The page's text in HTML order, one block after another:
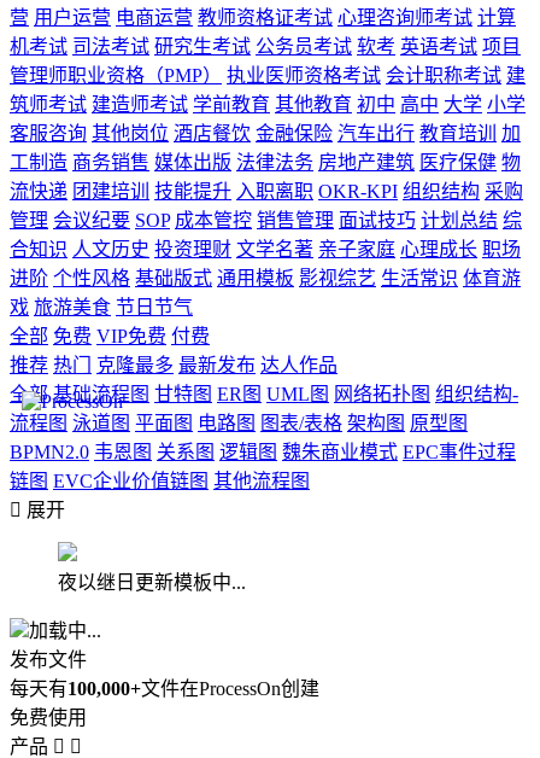
营 用户运营 电商运营 教师资格证考试 心理咨询师考试 计算
机考试 司法考试 研究生考试 公务员考试 软考 英语考试 项目
管理师职业资格（PMP）
执业医师资格考试 会计职称考试 建
筑师考试 建造师考试 学前教育 其他教育 初中 高中 大学 小学
客服咨询 其他岗位 酒店餐饮 金融保险 汽车出行 教育培训
加
工制造 商务销售 媒体出版 法律法务 房地产建筑 医疗保健 物
流快递 团建培训 技能提升 入职离职 OKR-KPI 组织结构 采购
管理 会议纪要 SOP 成本管控 销售管理 面试技巧 计划总结 综
合知识 人文历史 投资理财 文学名著 亲子家庭 心理成长 职场
进阶 个性风格 基础版式 通用模板 影视综艺 生活常识 体育游
戏 旅游美食 节日节气
全部 免费 VIP免费 付费
推荐 热门 克隆最多 最新发布 达人作品
全部 基础流程图 甘特图 ER图 UML图 网络拓扑图 组织结构-
流程图 泳道图 平面图 电路图 图表/表格 架构图 原型图
BPMN2.0 韦恩图 关系图 逻辑图 魏朱商业模式 EPC事件过程
链图 EVC企业价值链图 其他流程图
 展开
夜以继日更新模板中...
加载中...
发布文件
每天有100,000+文件在ProcessOn创建
免费使用
产品  